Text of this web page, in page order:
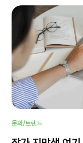
문화/트렌드